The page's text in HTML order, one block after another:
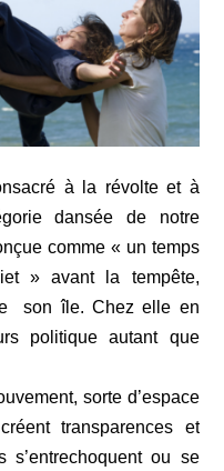
à la révolte et à
dansée de notre
comme « un temps
» avant la tempête,
son île. Chez elle en
politique autant que
sorte d’espace
transparences et
s’entrechoquent ou se